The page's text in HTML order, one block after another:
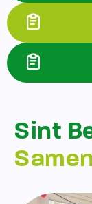
Sint